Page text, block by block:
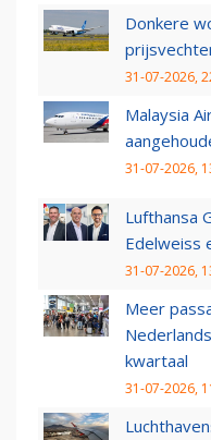
Donkere
31-07-2026,
Malaysia
31-07-2026,
Lufthansa
Edelweiss
31-07-2026,
Meer
kwartaal
31-07-2026,